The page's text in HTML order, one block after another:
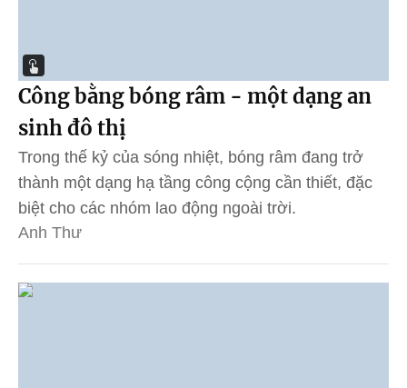
Công bằng bóng râm - một dạng an
sinh đô thị
Trong thế kỷ của sóng nhiệt, bóng râm đang trở
thành một dạng hạ tầng công cộng cần thiết, đặc
biệt cho các nhóm lao động ngoài trời.
Anh Thư